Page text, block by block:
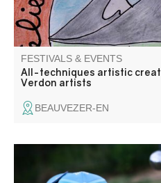
FESTIVALS & EVENTS
All-techniques artistic
Verdon artists
BEAUVEZER-EN
An essential summer sport,